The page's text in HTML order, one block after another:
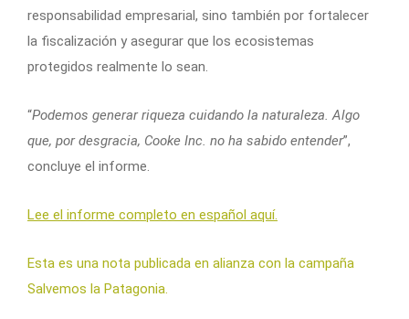
responsabilidad empresarial, sino también por fortalecer
la fiscalización y asegurar que los ecosistemas
protegidos realmente lo sean.
“Podemos generar riqueza cuidando la naturaleza. Algo
que, por desgracia, Cooke Inc. no ha sabido entender”,
concluye el informe.
Lee el informe completo en español aquí.
Esta es una nota publicada en alianza con la campaña
Salvemos la Patagonia.